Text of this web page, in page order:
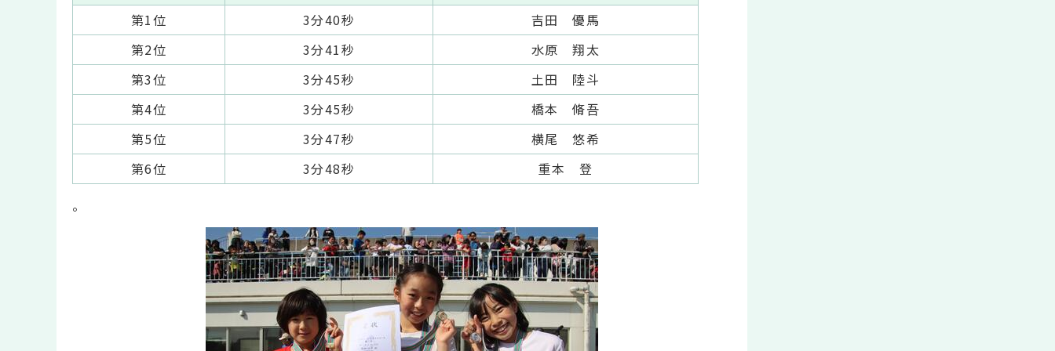
第1位 3分40秒
吉田 優馬
第2位
3分41秒
水原 翔太
第3位
3分45秒
土田 陸斗
第4位
3分45秒
橋本 脩吾
第5位
3分47秒
横尾 悠希
第6位
3分48秒
重本 登
。